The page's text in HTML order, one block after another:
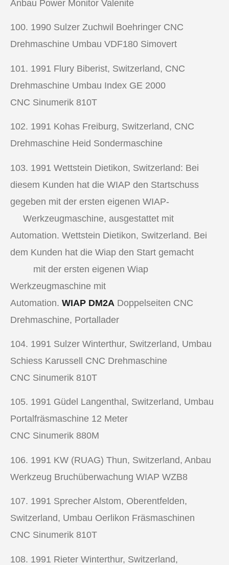
Anbau Power Monitor Valenite
100. 1990 Sulzer Zuchwil Boehringer CNC
Drehmaschine Umbau VDF180 Simovert
101. 1991 Flury Biberist, Switzerland, CNC
Drehmaschine Umbau Index GE 2000
CNC Sinumerik 810T
102. 1991 Kohas Freiburg, Switzerland, CNC
Drehmaschine Heid Sondermaschine
103. 1991 Wettstein Dietikon, Switzerland: Bei
diesem Kunden hat die WIAP den Startschuss
gegeben mit der ersten eigenen WIAP-
Werkzeugmaschine, ausgestattet mit
Automation. Wettstein Dietikon, Switzerland. Bei
dem Kunden hat die Wiap den Start gemacht
mit der ersten eigenen Wiap
Werkzeugmaschine mit
Automation. WIAP DM2A Doppelseiten CNC
Drehmaschine, Portallader
104. 1991 Sulzer Winterthur, Switzerland, Umbau
Schiess Karussell CNC Drehmaschine
CNC Sinumerik 810T
105. 1991 Güdel Langenthal, Switzerland, Umbau
Portalfräsmaschine 12 Meter
CNC Sinumerik 880M
106. 1991 KW (RUAG) Thun, Switzerland, Anbau
Werkzeug Bruchüberwachung WIAP WZB8
107. 1991 Sprecher Alstom, Oberentfelden,
Switzerland, Umbau Oerlikon Fräsmaschinen
CNC Sinumerik 810T
108. 1991 Rieter Winterthur, Switzerland,